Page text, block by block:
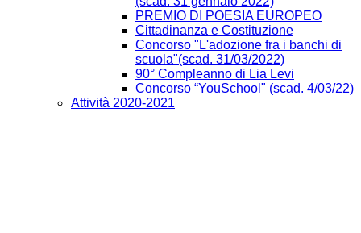
PREMIO DI POESIA EUROPEO
Cittadinanza e Costituzione
Concorso "L'adozione fra i banchi di
scuola"(scad. 31/03/2022)
90° Compleanno di Lia Levi
Concorso “YouSchool" (scad. 4/03/22)
Attività 2020-2021